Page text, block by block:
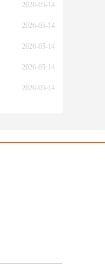
2026-05-14
2026-05-14
2026-05-14
2026-05-14
2026-05-14